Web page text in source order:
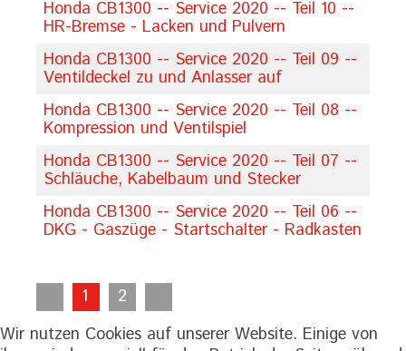
Honda CB1300 -- Service 2020 -- Teil 10 --
HR-Bremse - Lacken und Pulvern
Honda CB1300 -- Service 2020 -- Teil 09 --
Ventildeckel zu und Anlasser auf
Honda CB1300 -- Service 2020 -- Teil 08 --
Kompression und Ventilspiel
Honda CB1300 -- Service 2020 -- Teil 07 --
Schläuche, Kabelbaum und Stecker
Honda CB1300 -- Service 2020 -- Teil 06 --
DKG - Gaszüge - Startschalter - Radkasten
1
2
Wir nutzen Cookies auf unserer Website. Einige von